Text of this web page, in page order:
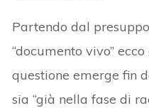
Partendo dal
“documento vivo”
questione emerge fin
sia “già nella fase di